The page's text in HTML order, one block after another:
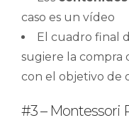
caso es un vídeo
El cuadro final
sugiere la compra
con el objetivo de
#3 – Montessori